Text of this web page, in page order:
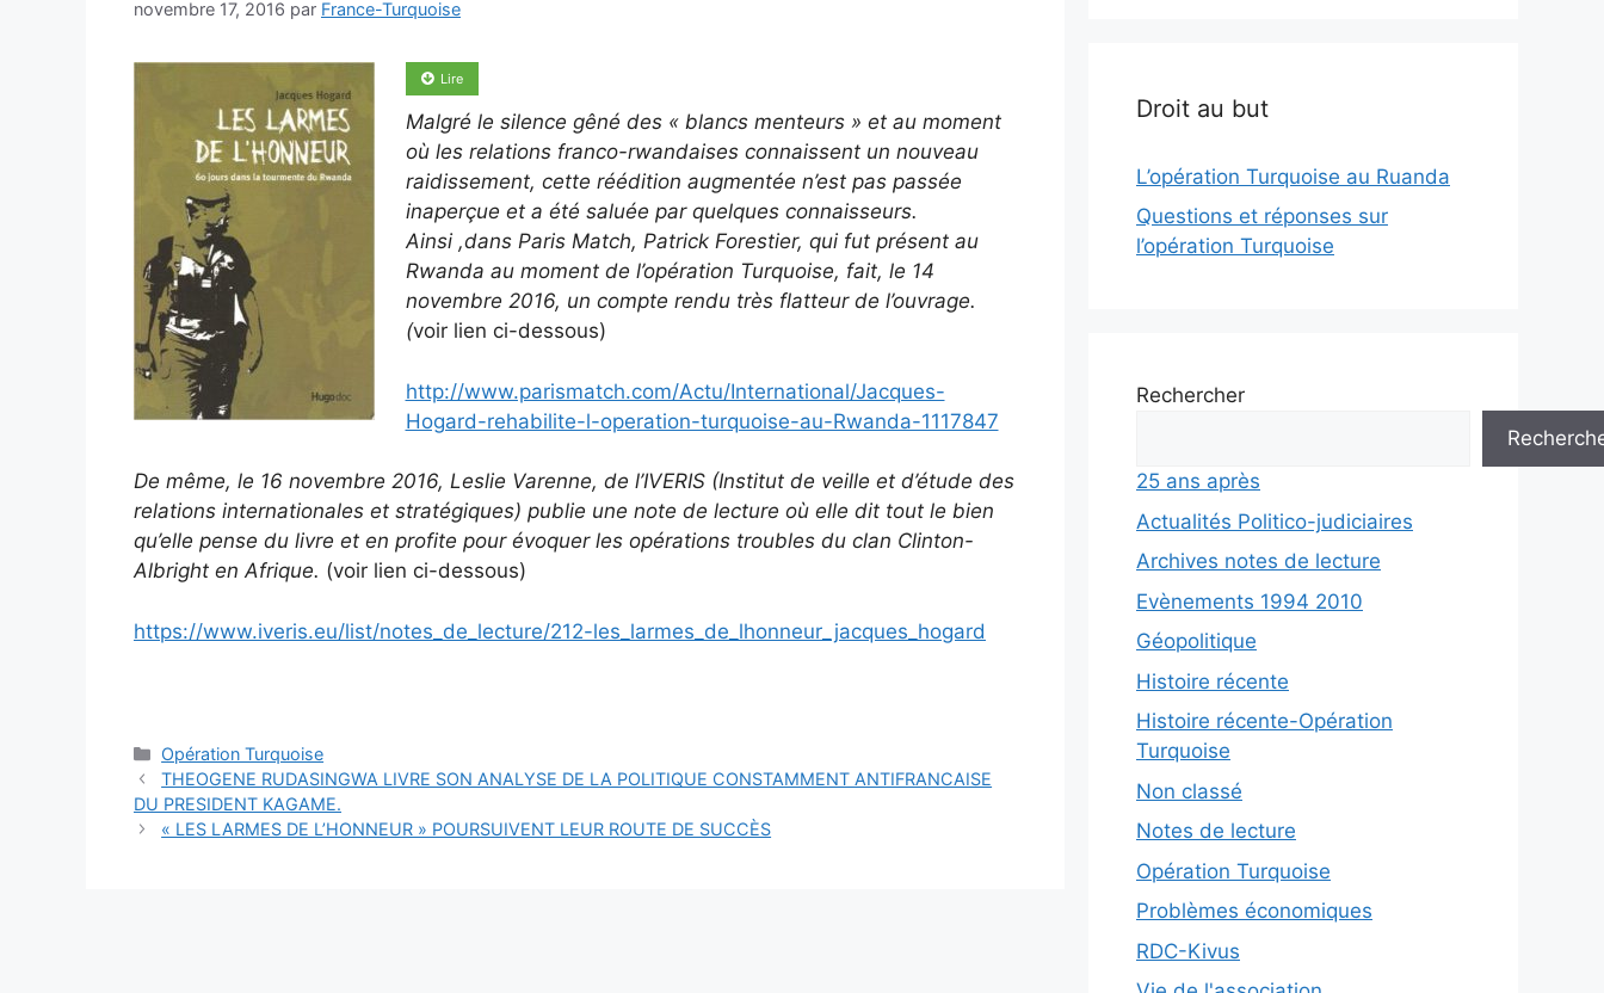
novembre 17, 2016 par France-Turquoise
Lire
Malgré le silence gêné des « blancs menteurs » et au moment
où les relations franco-rwandaises connaissent un nouveau
raidissement, cette réédition augmentée n’est pas passée
inaperçue et a été saluée par quelques connaisseurs.
Ainsi ,dans Paris Match, Patrick Forestier, qui fut présent au
Rwanda au moment de l’opération Turquoise, fait, le 14
novembre 2016, un compte rendu très flatteur de l’ouvrage.
(voir lien ci-dessous)
http://www.parismatch.com/Actu/International/Jacques-
Hogard-rehabilite-l-operation-turquoise-au-Rwanda-1117847
De même, le 16 novembre 2016, Leslie Varenne, de l’IVERIS (Institut de veille et d’étude des
relations internationales et stratégiques) publie une note de lecture où elle dit tout le bien
qu’elle pense du livre et en profite pour évoquer les opérations troubles du clan Clinton-
Albright en Afrique. (voir lien ci-dessous)
https://www.iveris.eu/list/notes_de_lecture/212-les_larmes_de_lhonneur_jacques_hogard
Catégories
Opération Turquoise
THEOGENE RUDASINGWA LIVRE SON ANALYSE DE LA POLITIQUE CONSTAMMENT ANTIFRANCAISE
DU PRESIDENT KAGAME.
« LES LARMES DE L’HONNEUR » POURSUIVENT LEUR ROUTE DE SUCCÈS
Droit au but
L’opération Turquoise au Ruanda
Questions et réponses sur
l’opération Turquoise
Rechercher
25 ans après
Actualités Politico-judiciaires
Archives notes de lecture
Evènements 1994 2010
Géopolitique
Histoire récente
Histoire récente-Opération
Turquoise
Non classé
Notes de lecture
Opération Turquoise
Problèmes économiques
RDC-Kivus